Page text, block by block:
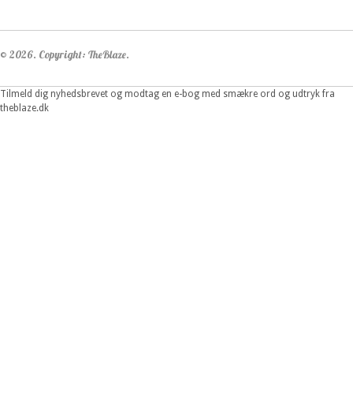
© 2026. Copyright: TheBlaze.
Tilmeld dig nyhedsbrevet og modtag en e-bog med smækre ord og udtryk fra
theblaze.dk